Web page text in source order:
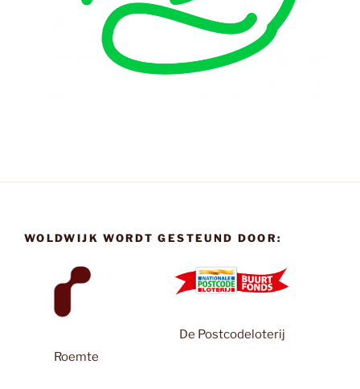
WOLDWIJK WORDT GESTEUND DOOR:
Roemte
De Postcodeloterij